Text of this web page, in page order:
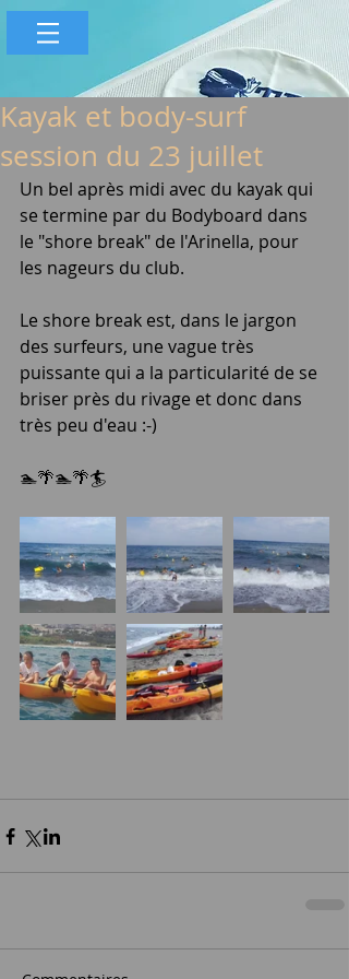
Kayak et body-surf
session du 23 juillet
Un bel après midi avec du kayak qui
se termine par du Bodyboard dans
le "shore break" de l'Arinella, pour
les nageurs du club.
Le shore break est, dans le jargon
des surfeurs, une vague très
puissante qui a la particularité de se
briser près du rivage et donc dans
très peu d'eau :-)
🏊🌴🏊🌴🏄